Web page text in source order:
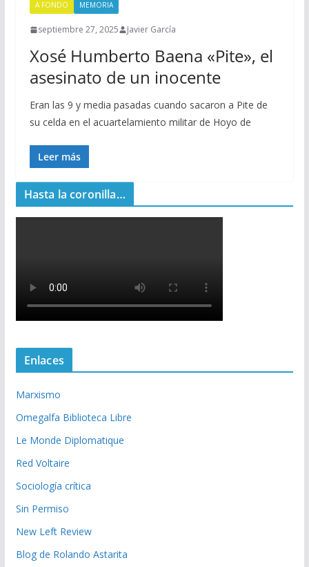
A FONDO MEMORIA
septiembre 27, 2025 Javier García
Xosé Humberto Baena «Pite», el
asesinato de un inocente
Eran las 9 y media pasadas cuando sacaron a Pite de
su celda en el acuartelamiento militar de Hoyo de
Leer más
Hasta la coronilla…
Enlaces
Marxismo
Omegalfa Biblioteca Libre
Le Monde Diplomatique
Red Voltaire
Sociología crítica
Sin Permiso
New Left Review
Blog de Rolando Astarita